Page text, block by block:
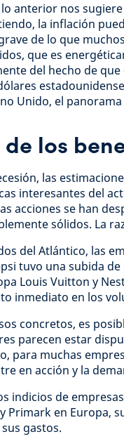
lo anterior nos
la inflación
de lo que
que es
del hecho de
Unido, el
de los
las
interesantes del
acciones se han
sólidos. La
del Atlántico, las
tuvo una subida
Louis Vuitton y
inmediato en los
concretos, es
parecen estar
para muchas
en acción y la
indicios de
Primark en Europa,
gastos.